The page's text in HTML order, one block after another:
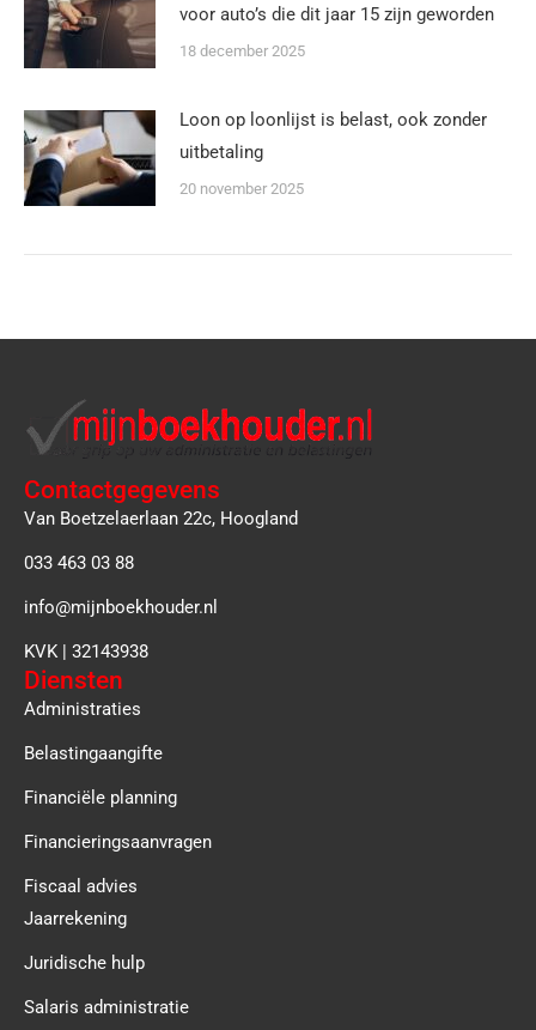
voor auto’s die dit jaar 15 zijn geworden
18 december 2025
Loon op loonlijst is belast, ook zonder
uitbetaling
20 november 2025
Contactgegevens
Van Boetzelaerlaan 22c, Hoogland
033 463 03 88
info@mijnboekhouder.nl
KVK | 32143938
Diensten
Administraties
Belastingaangifte
Financiële planning
Financieringsaanvragen
Fiscaal advies
Jaarrekening
Juridische hulp
Salaris administratie